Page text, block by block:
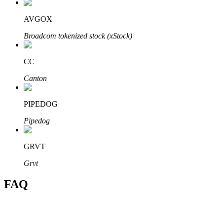
Bitrue-partners
Bitrue Affiliates
AVGOX
Broadcom tokenized stock (xStock)
CC
Canton
PIPEDOG
Pipedog
GRVT
Grvt
FAQ